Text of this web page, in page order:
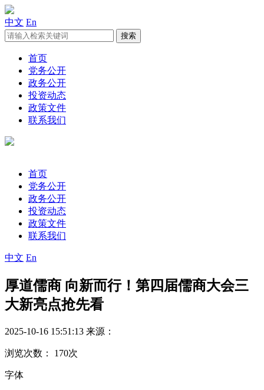
中文 En
首页
党务公开
政务公开
投资动态
政策文件
联系我们
首页
党务公开
政务公开
投资动态
政策文件
联系我们
中文 En
厚道儒商 向新而行！第四届儒商大会三
大新亮点抢先看
2025-10-16 15:51:13 来源：
浏览次数： 170次
字体